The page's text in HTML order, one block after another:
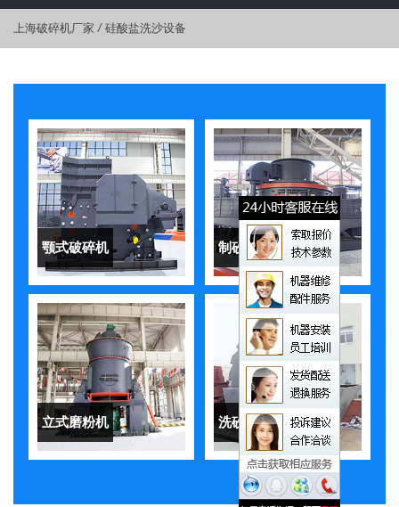
上海破碎机厂家 / 硅酸盐洗沙设备
颚式破碎机 制砂机
立式磨粉机 洗砂机